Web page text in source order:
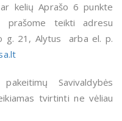
kelių Aprašo 6 punkte
prašome teikti adresu
g. 21, Alytus arba el. p.
Savivaldybės
tvirtinti ne vėliau